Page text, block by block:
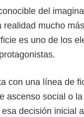
del
mucho
es uno de los
con una línea de
ascenso social o
decisión inicial